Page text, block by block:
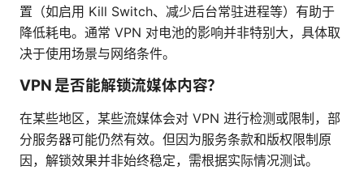
置（如启用 Kill Switch、减少后台常驻进程等）有助于
降低耗电。通常 VPN 对电池的影响并非特别大，具体取
决于使用场景与网络条件。
VPN 是否能解锁流媒体内容？
在某些地区，某些流媒体会对 VPN 进行检测或限制，部
分服务器可能仍然有效。但因为服务条款和版权限制原
因，解锁效果并非始终稳定，需根据实际情况测试。